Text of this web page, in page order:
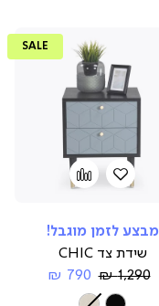
הוספהAdd
SALE
מבצע לזמן מוגבל!
שידת צד CHIC
החל790 ₪Regular1,290 ₪
צבע